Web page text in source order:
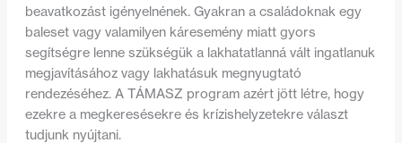
beavatkozást igényelnének. Gyakran a családoknak egy
baleset vagy valamilyen káresemény miatt gyors
segítségre lenne szükségük a lakhatatlanná vált ingatlanuk
megjavításához vagy lakhatásuk megnyugtató
rendezéséhez. A TÁMASZ program azért jött létre, hogy
ezekre a megkeresésekre és krízishelyzetekre választ
tudjunk nyújtani.